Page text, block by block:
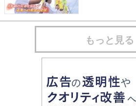
もっと見る